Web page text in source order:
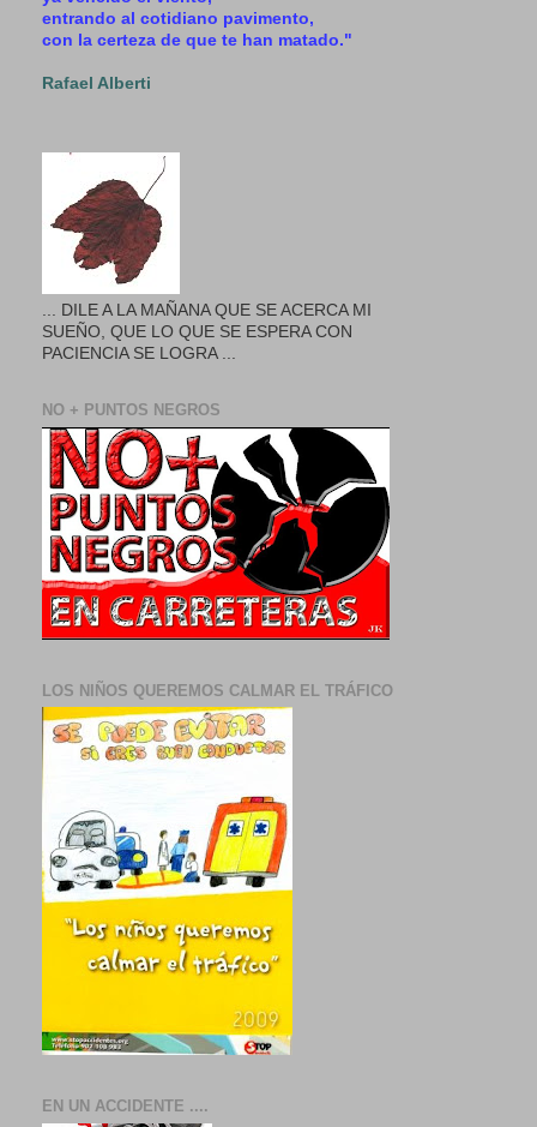
entrando al cotidiano pavimento,
con la certeza de que te han matado."
Rafael Alberti
... DILE A LA MAÑANA QUE SE ACERCA MI
SUEÑO, QUE LO QUE SE ESPERA CON
PACIENCIA SE LOGRA ...
NO + PUNTOS NEGROS
LOS NIÑOS QUEREMOS CALMAR EL TRÁFICO
EN UN ACCIDENTE ....